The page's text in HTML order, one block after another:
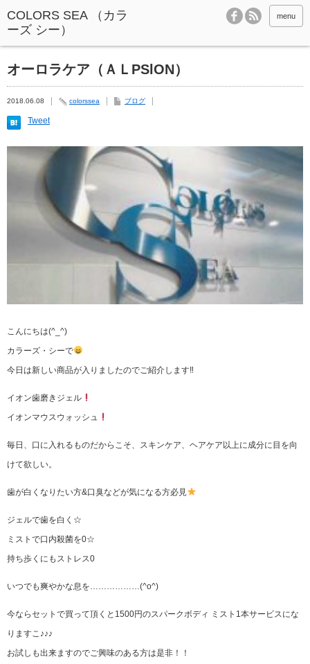
menu
オーロラケア（ＡＬPSlON）
2018.06.08 colorssea ブログ
Tweet
こんにちは(^_^)
カラーズ・シーで
今日は新しい商品が入りましたのでご紹介します‼︎
イオン歯磨きジェル
イオンマウスウォッシュ
毎日、口に入れるものだからこそ、スキンケア、ヘアケア以上に成分に目を向
けて欲しい。
歯が白くなりたい方&口臭などが気になる方必見
ジェルで歯を白く☆
ミストで口内殺菌を0☆
持ち歩くにもストレス0
いつでも爽やかな息を………………(^o^)
今ならセットで買って頂くと1500円のスパークボディ ミスト1本サービスにな
りますこ♪♪♪
お試しも出来ますのでご興味のある方は是非！！